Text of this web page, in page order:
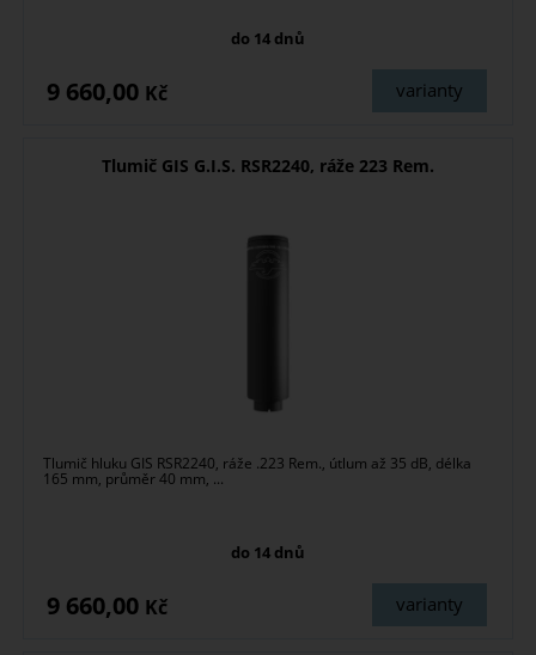
do 14 dnů
varianty
9 660,00 Kč
Tlumič GIS G.I.S. RSR2240, ráže 223 Rem.
Tlumič hluku GIS RSR2240, ráže .223 Rem., útlum až 35 dB, délka
165 mm, průměr 40 mm, ...
do 14 dnů
varianty
9 660,00 Kč